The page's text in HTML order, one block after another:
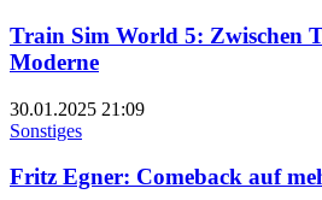
Train Sim World 5: Zwischen
Moderne
30.01.2025 21:09
Sonstiges
Fritz Egner: Comeback auf